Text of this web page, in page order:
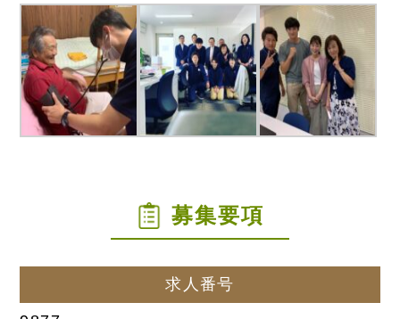
募集要項
求人番号